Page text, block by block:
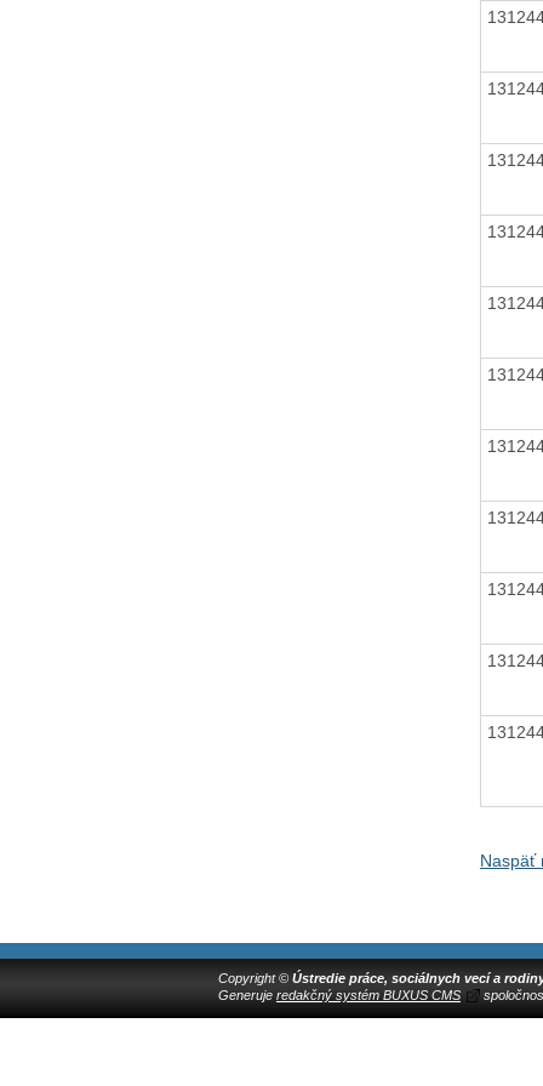
Naspäť
Copyright © Ústredie práce, sociálnych vecí a
Generuje redakčný systém BUXUS CMS